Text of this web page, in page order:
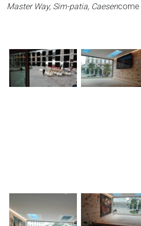
Master Way, Sim-patia, Caesencome